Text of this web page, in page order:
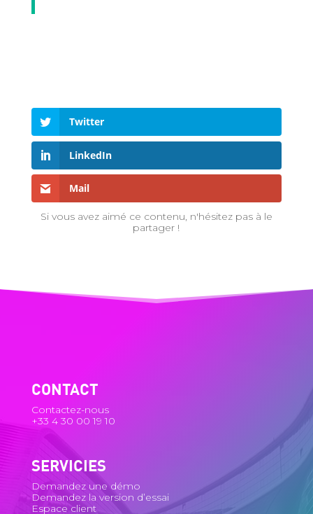
Twitter
LinkedIn
Mail
Si vous avez aimé ce contenu, n'hésitez pas à le
partager !
CONTACT
Contactez-nous
+33 4 30 00 19 10
SERVICIES
Demandez une démo
Demandez la version d’essai
Espace client